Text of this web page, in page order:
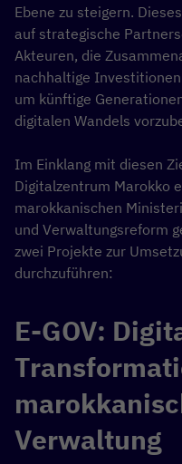
Ebene zu steigern.
auf strategische
Akteuren, die
nachhaltige
um künftige
digitalen Wandels
Im Einklang mit diesen
Digitalzentrum Marokko
marokkanischen
und Verwaltungsreform
zwei Projekte zur
durchzuführen:
E-GOV:
Verwaltung